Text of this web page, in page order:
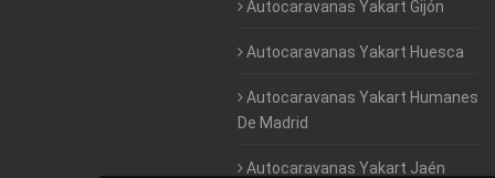
Autocaravanas Yakart Gijón
Autocaravanas Yakart Huesca
Autocaravanas Yakart Humanes
De Madrid
Autocaravanas Yakart Jaén